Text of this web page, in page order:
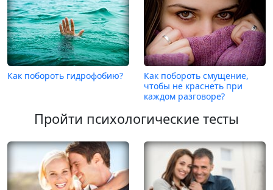
Как побороть гидрофобию?
Как побороть смущение,
чтобы не краснеть при
каждом разговоре?
Пройти психологические тесты